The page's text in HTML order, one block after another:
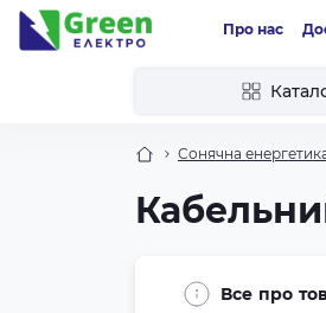
Про нас
Сонячна
Все про